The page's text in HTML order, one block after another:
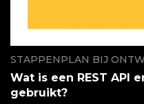
STAPPENPLAN BIJ
Wat is een REST API
gebruikt?